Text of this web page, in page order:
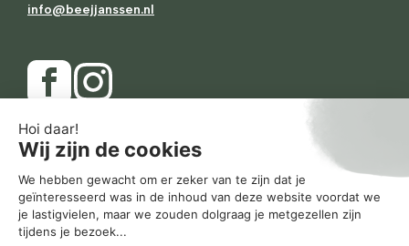
info@beejjanssen.nl
Ma
Gesloten
Di
10.00 -
17.30
Wo
10.00